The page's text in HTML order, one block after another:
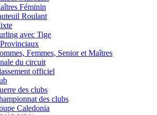
Féminin
Roulant
avec Tige
Femmes, Senior et Maîtres
du circuit
officiel
des clubs
des clubs
Caledonia